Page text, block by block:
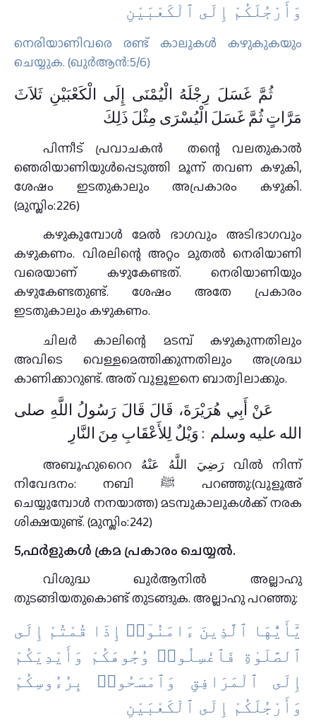
وَأَرْجُلَكُمْ إِلَى ٱلْكَعْبَيْنِ
നെരിയാണിവരെ രണ്ട് കാലുകള്‍ കഴുകുകയും
ചെയ്യുക. (ഖുർആൻ:5/6)
ثُمَّ غَسَلَ رِجْلَهُ الْيُمْنَى إِلَى الْكَعْبَيْنِ ثَلاَثَ
مَرَّاتٍ ثُمَّ غَسَلَ الْيُسْرَى مِثْلَ ذَلِكَ
പിന്നീട്‌ പ്രവാചകന്‍ തന്റെ വലതുകാല്‍
ഞെരിയാണിയുള്‍പ്പെടുത്തി മൂന്ന്‌ തവണ കഴുകി,
ശേഷം ഇടതുകാലും അപ്രകാരം കഴുകി.
(മുസ്ലിം:226)
കഴുകുമ്പോള്‍ മേല്‍ ഭാഗവും അടിഭാഗവും
കഴുകണം. വിരലിന്റെ അറ്റം മുതൽ നെരിയാണി
വരെയാണ് കഴുകേണ്ടത്. നെരിയാണിയും
കഴുകേണ്ടതുണ്ട്. ശേഷം അതേ പ്രകാരം
ഇടതുകാലും കഴുകണം.
ചിലര്‍ കാലിന്റെ മടമ്പ്‌ കഴുകുന്നതിലും
അവിടെ വെള്ളമെത്തിക്കുന്നതിലും അശ്രദ്ധ
കാണിക്കാറുണ്ട്‌. അത്‌ വുളൂഇനെ ബാത്വിലാക്കും.
عَنْ أَبِي هُرَيْرَةَ، قَالَ قَالَ رَسُولُ اللَّهِ صلى
الله عليه وسلم ‏ :‏ وَيْلٌ لِلأَعْقَابِ مِنَ النَّارِ
അബൂഹുറൈറ رَضِيَ اللَّهُ عَنْهُ വിൽ നിന്ന്
നിവേദനം: നബി ﷺ പറഞ്ഞു:(വുളൂഅ്‌
ചെയ്യുമ്പോള്‍ നനയാത്ത) മടമ്പുകാലുകള്‍ക്ക്‌ നരക
ശിക്ഷയുണ്ട്‌. (മുസ്ലിം:242)
5,ഫര്‍ളുകള്‍ ക്രമ പ്രകാരം ചെയ്യല്‍.
വിശുദ്ധ ഖുര്‍ആനില്‍ അല്ലാഹു
തുടങ്ങിയതുകൊണ്ട്‌ തുടങ്ങുക. അല്ലാഹു പറഞ്ഞു:
يَٰٓأَيُّهَا ٱلَّذِينَ ءَامَنُوٓا۟ إِذَا قُمْتُمْ إِلَى
ٱلصَّلَوٰةِ فَٱغْسِلُوا۟ وُجُوهَكُمْ وَأَيْدِيَكُمْ
إِلَى ٱلْمَرَافِقِ وَٱمْسَحُوا۟ بِرُءُوسِكُمْ
وَأَرْجُلَكُمْ إِلَى ٱلْكَعْبَيْنِ